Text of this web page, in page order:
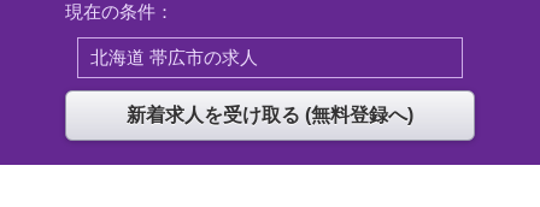
現在の条件：
北海道 帯広市の求人